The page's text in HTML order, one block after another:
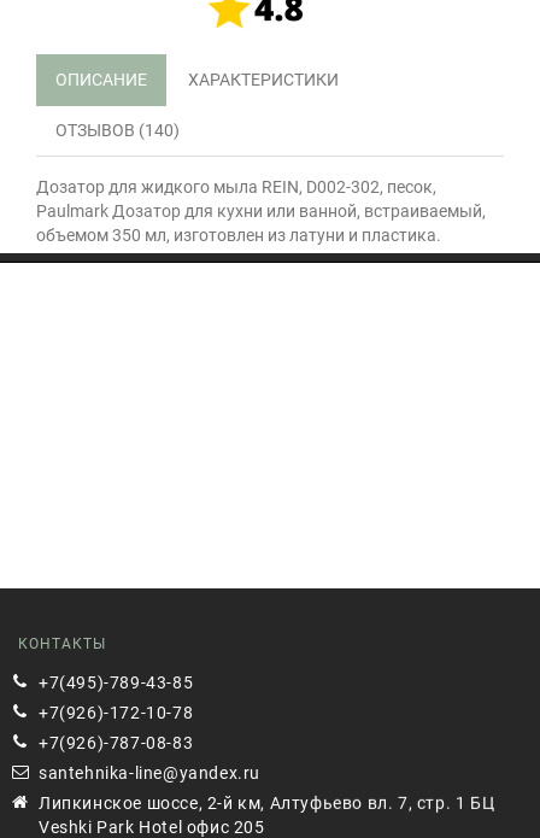
ОПИСАНИЕ ХАРАКТЕРИСТИКИ
ОТЗЫВОВ (140)
Дозатор для жидкого мыла REIN, D002-302, песок,
Paulmark Дозатор для кухни или ванной, встраиваемый,
объемом 350 мл, изготовлен из латуни и пластика.
КОНТАКТЫ
+7(495)-789-43-85
+7(926)-172-10-78
+7(926)-787-08-83
santehnika-line@yandex.ru
Липкинское шоссе, 2-й км, Алтуфьево вл. 7, стр. 1 БЦ
Veshki Park Hotel офис 205